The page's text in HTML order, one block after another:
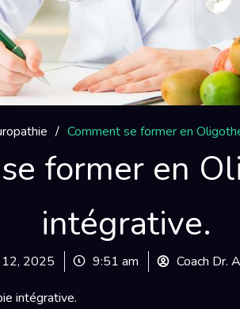
/ Comment se former en
former en
intégrative.
2025 9:51 am Coach Dr.
intégrative.